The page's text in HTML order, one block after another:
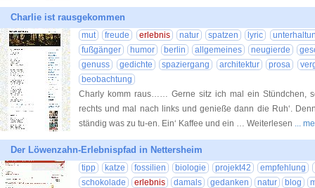
Charlie ist rausgekommen
mut freude erlebnis natur spatzen lyric
fußgänger
humor berlin allgemeines neugierde
genuss
gedichte spaziergang architektur prosa
beobachtung
Charly komm raus…… Gerne sitz ich mal ein Stündchen,
rechts und mal nach links und genieße dann die Ruh‘.
ständig was zu tu-en. Ein‘ Kaffee und ein … Weiterlesen ...
Der Löwenzahn-Erlebnispfad in Nettersheim
tipp katze fossilien biologie projekt42
empfehlung
schokolade
erlebnis damals gedanken natur blog